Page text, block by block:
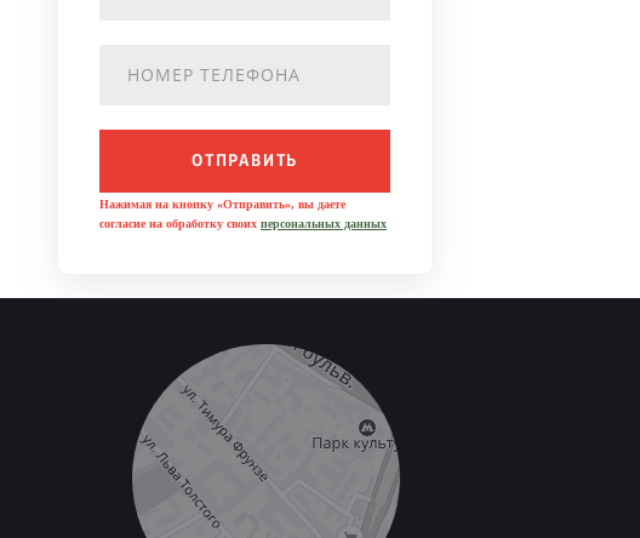
ОТПРАВИТЬ
Нажимая на кнопку «Отправить», вы даете
согласие на обработку своих персональных данных